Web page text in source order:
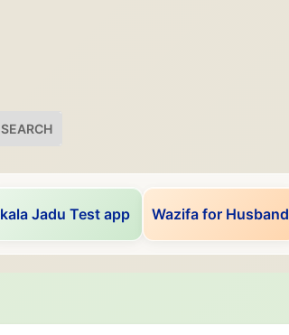
kala Jadu Test app Wazifa for Husband